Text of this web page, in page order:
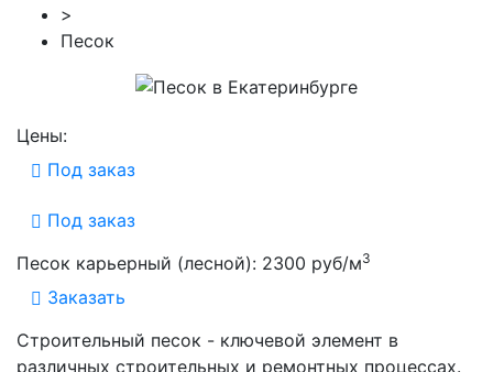
>
Песок
Цены:
Под заказ
Под заказ
Песок карьерный (лесной): 2300 руб/м3
Заказать
Строительный песок - ключевой элемент в
различных строительных и ремонтных процессах.